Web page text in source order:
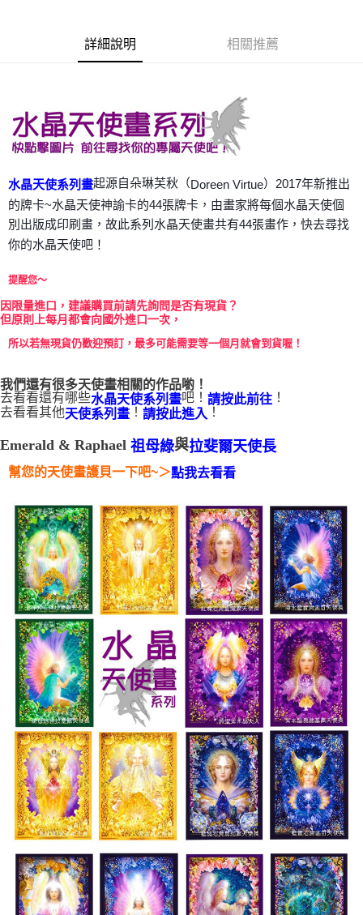
ATM付款
運送方式
全家取貨付款
每筆NT$80，滿NT$3,000(含以上)免運費
7-11取貨付款
每筆NT$80，滿NT$3,000(含以上)免運費
賣家宅配幫您送（台灣）
每筆NT$80，滿NT$3,000(含以上)免運費
付款後門市自取
免運費
詳細說明 相關推薦
水晶天使系列畫起源自朵琳芙秋（Doreen Virtue）2017年新推出
的牌卡~水晶天使神諭卡的44張牌卡，由畫家將每個水晶天使個
別出版成印刷畫，故此系列水晶天使畫共有44張畫作，快去尋找
你的水晶天使吧！
提醒您～
因 限量進口，建議購買前請先詢問是否有現貨？
但原則上每月都會向國外進口一次，
所以若無現貨仍歡迎預訂，最多可能需要等一個月就會到貨喔！
我們還有很多天使畫相關的作品喲！
去看看還有哪些水晶天使系列畫吧！ 請按此前往 ！
去看看其他天使系列畫 ！ 請按此進入 ！
Emerald & Raphael 祖母綠與拉斐爾天使長
幫您的天使畫護貝一下吧~＞點我去看看